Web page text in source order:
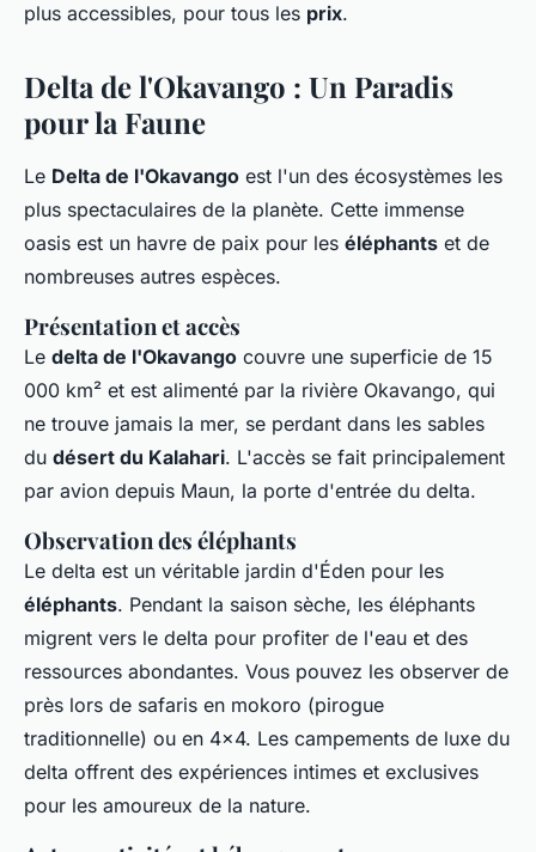
plus accessibles, pour tous les prix.
Delta de l'Okavango : Un Paradis
pour la Faune
Le Delta de l'Okavango est l'un des écosystèmes les
plus spectaculaires de la planète. Cette immense
oasis est un havre de paix pour les éléphants et de
nombreuses autres espèces.
Présentation et accès
Le delta de l'Okavango couvre une superficie de 15
000 km² et est alimenté par la rivière Okavango, qui
ne trouve jamais la mer, se perdant dans les sables
du désert du Kalahari. L'accès se fait principalement
par avion depuis Maun, la porte d'entrée du delta.
Observation des éléphants
Le delta est un véritable jardin d'Éden pour les
éléphants. Pendant la saison sèche, les éléphants
migrent vers le delta pour profiter de l'eau et des
ressources abondantes. Vous pouvez les observer de
près lors de safaris en mokoro (pirogue
traditionnelle) ou en 4x4. Les campements de luxe du
delta offrent des expériences intimes et exclusives
pour les amoureux de la nature.